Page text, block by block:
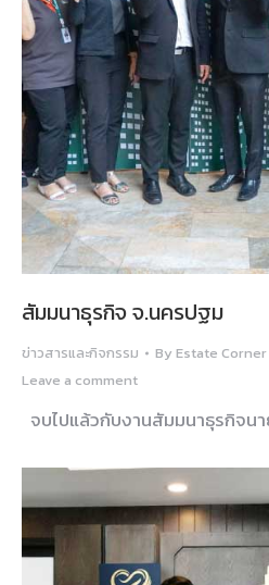
สัมมนาธุรกิจ จ.นครปฐม
ข่าวสารและกิจกรรม By Estate Corner
Leave a comment
จบไปแล้วกับงานสัมมนาธุรกิจน